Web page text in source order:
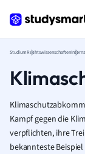
StudiumRechtswissenschaften
Kampf gegen die
verpflichten, ihre
bekannteste